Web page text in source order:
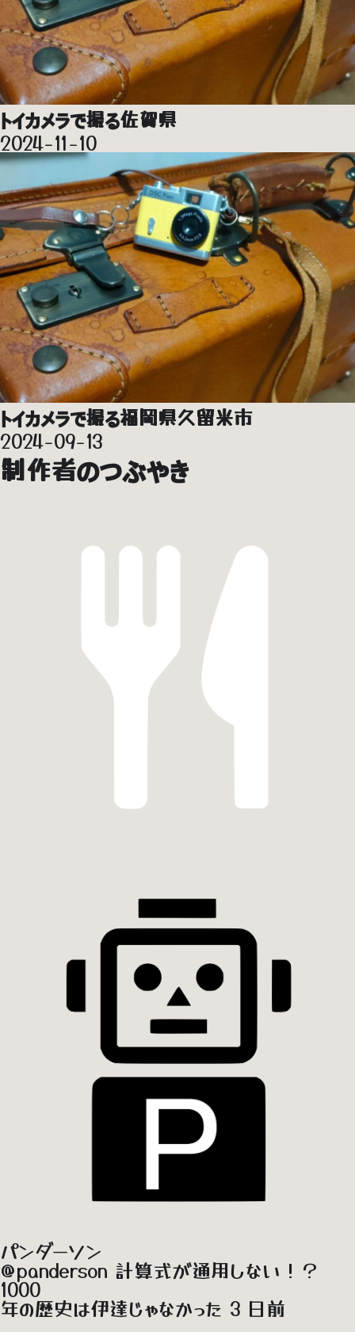
トイカメラで撮る佐賀県
2024-11-10
トイカメラで撮る福岡県久留米市
2024-09-13
制作者のつぶやき
パンダーソン
@panderson 計算式が通用しない！？
1000
年の歴史は伊達じゃなかった 3 日前